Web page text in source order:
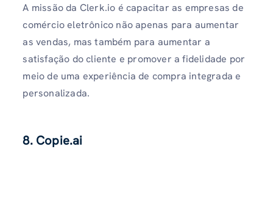
A missão da Clerk.io é capacitar as empresas de
comércio eletrônico não apenas para aumentar
as vendas, mas também para aumentar a
satisfação do cliente e promover a fidelidade por
meio de uma experiência de compra integrada e
personalizada.
8. Copie.ai